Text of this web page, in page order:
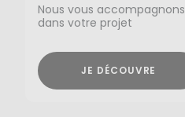
Nous vous accompagnons
dans votre projet
JE DÉCOUVRE